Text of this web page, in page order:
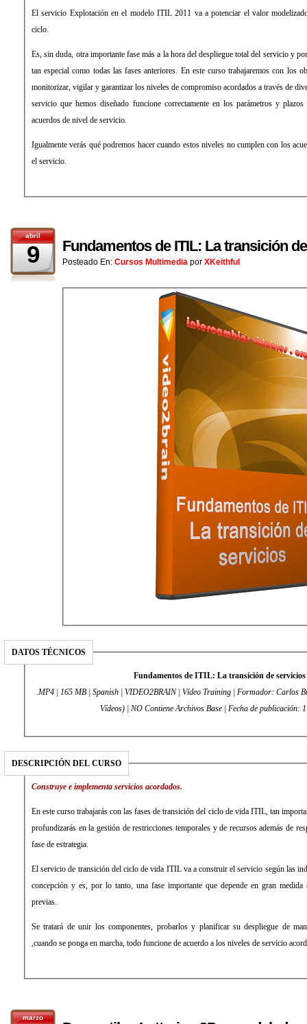
El servicio Explotación en el modelo ITIL 2011 va a potenciar el valor
ciclo.
Es, sin duda, otra importante fase más a la hora del despliegue total del servicio y
tan especial como todas las fases anteriores. En este curso trabajaremos con los
monitorizar, vigilar y garantizar los niveles de compromiso acordados a través de
servicio que hemos diseñado funcione correctamente en los parámetros y
acuerdos de nivel de servicio.
Igualmente verás qué podremos hacer cuando estos niveles no cumplen con los
el servicio.
abril
9 Fundamentos de ITIL: La transición
Posteado En: Cursos Multimedia por XKeithful
DATOS TÉCNICOS
Fundamentos de ITIL: La transición de servicios
.MP4 | 165 MB | Spanish | VIDEO2BRAIN | Vídeo Training | Formador: Carlos
Vídeos) | NO Contiene Archivos Base | Fecha de publicación:
DESCRIPCIÓN DEL CURSO
Construye e implementa servicios acordados.
En este curso trabajarás con las fases de transición del ciclo de vida ITIL, tan
profundizarás en la gestión de restricciones temporales y de recursos además de
fase de estrategia.
El servicio de transición del ciclo de vida ITIL va a construir el servicio según las
concepción y es, por lo tanto, una fase importante que depende en gran medida
previas.
Se tratará de unir los componentes, probarlos y planificar su despliegue de
,cuando se ponga en marcha, todo funcione de acuerdo a los niveles de servicio
marzo